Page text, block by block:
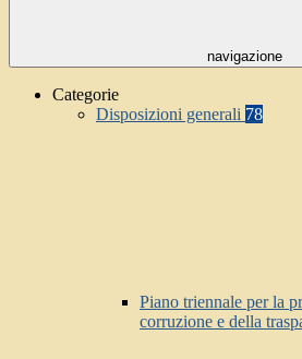
navigazione
Categorie
Disposizioni generali 78
Piano triennale per la
corruzione e della